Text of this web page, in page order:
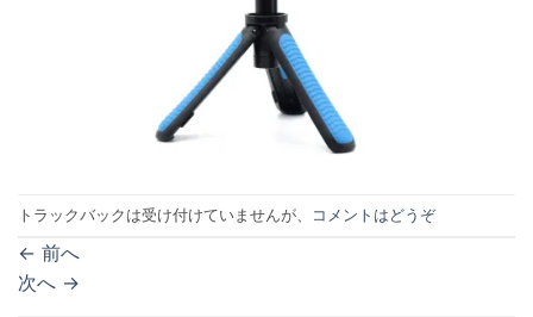
トラックバックは受け付けていませんが、 コメントはどうぞ
← 前へ
次へ →